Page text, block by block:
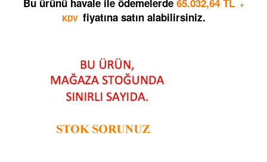
+
KDV fiyatına satın alabilirsiniz.